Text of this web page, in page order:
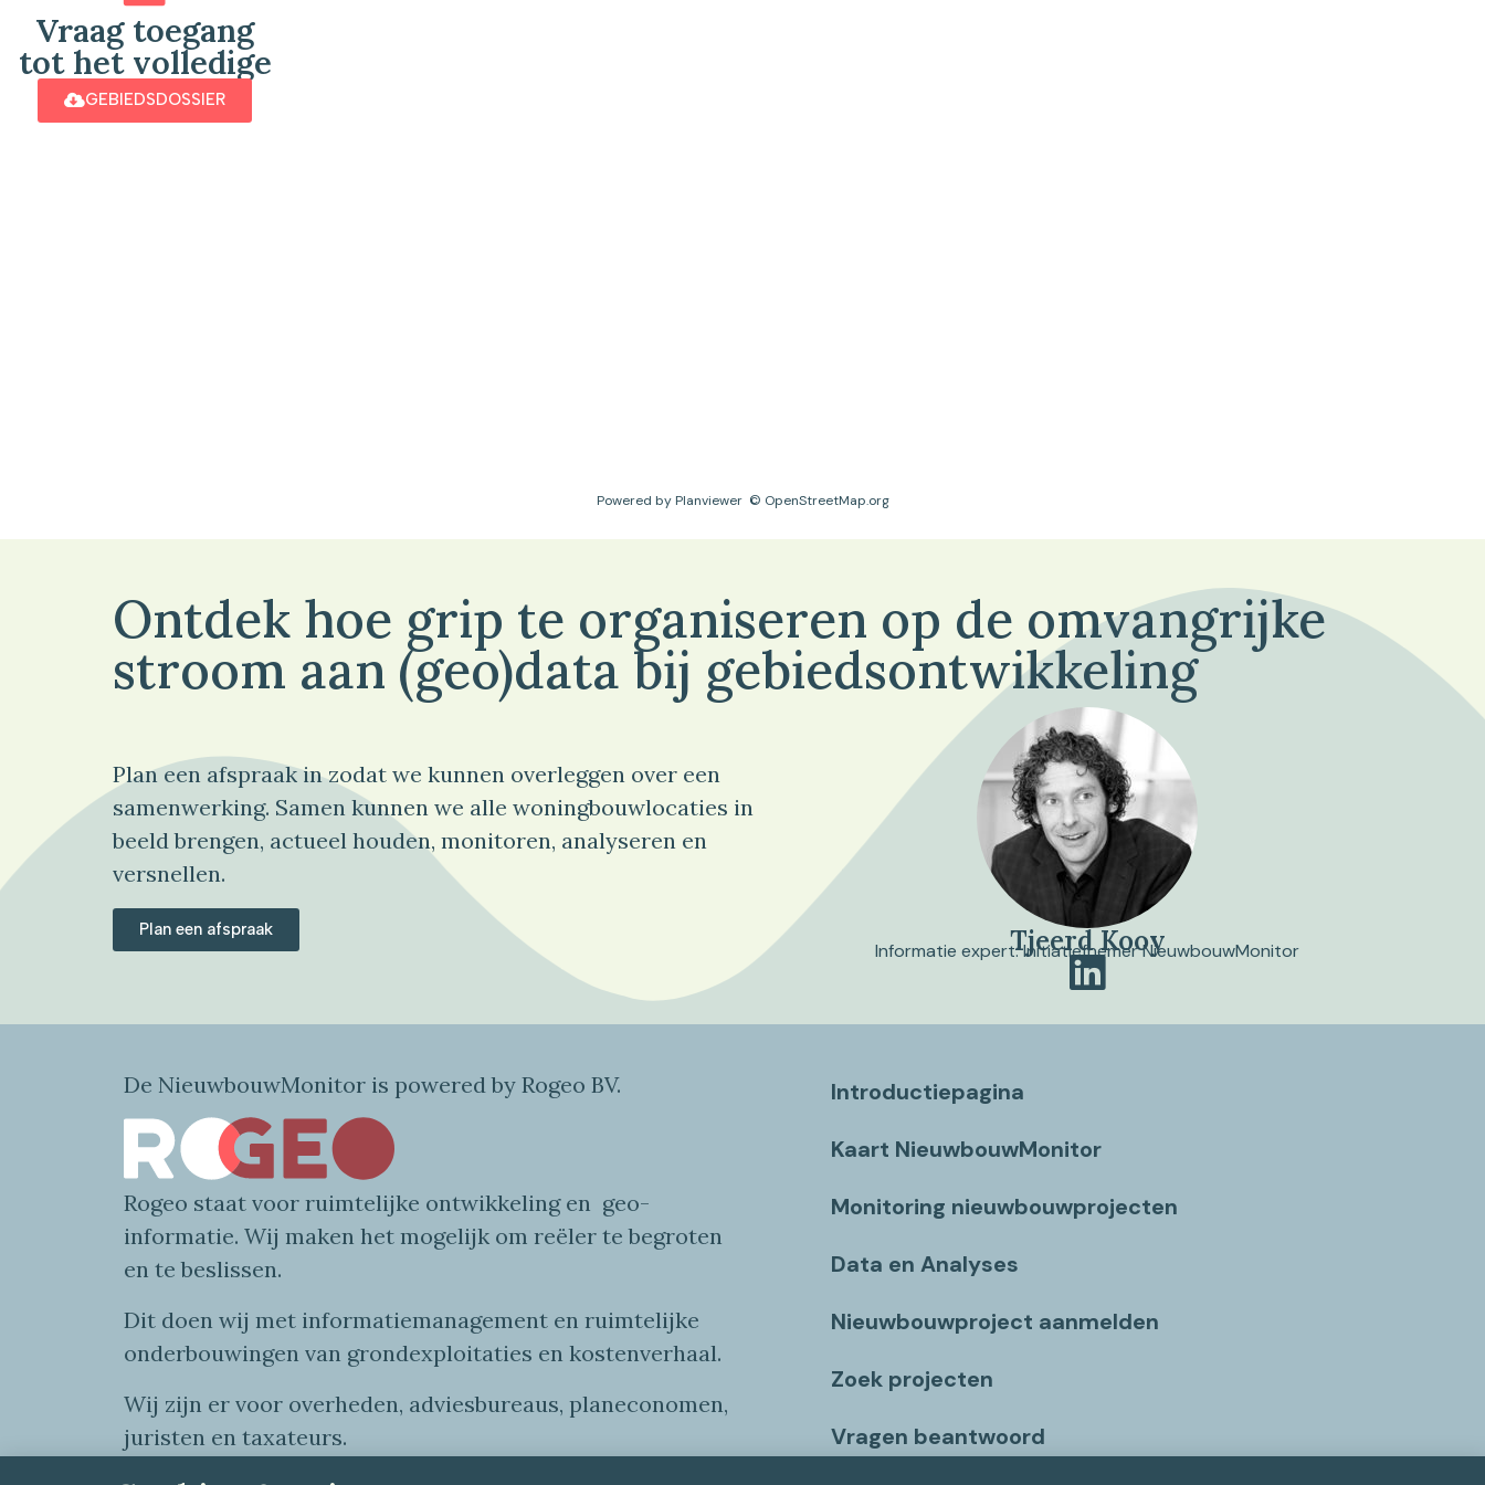
Vraag toegang
tot het volledige
GEBIEDSDOSSIER
Powered by Planviewer© OpenStreetMap.org
Ontdek hoe grip te organiseren op de omvangrijke
stroom aan (geo)data bij gebiedsontwikkeling
Plan een afspraak in zodat we kunnen overleggen over een
samenwerking. Samen kunnen we alle woningbouwlocaties in
beeld brengen, actueel houden, monitoren, analyseren en
versnellen.
Plan een afspraak Tjeerd Kooy
Informatie expert. Initiatiefnemer NieuwbouwMonitor
De NieuwbouwMonitor is powered by Rogeo BV.
Rogeo staat voor ruimtelijke ontwikkeling en geo-
informatie. Wij maken het mogelijk om reëler te begroten
en te beslissen.
Dit doen wij met informatiemanagement en ruimtelijke
onderbouwingen van grondexploitaties en kostenverhaal.
Wij zijn er voor overheden, adviesbureaus, planeconomen,
juristen en taxateurs.
Introductiepagina
Kaart NieuwbouwMonitor
Monitoring nieuwbouwprojecten
Data en Analyses
Nieuwbouwproject aanmelden
Zoek projecten
Vragen beantwoord